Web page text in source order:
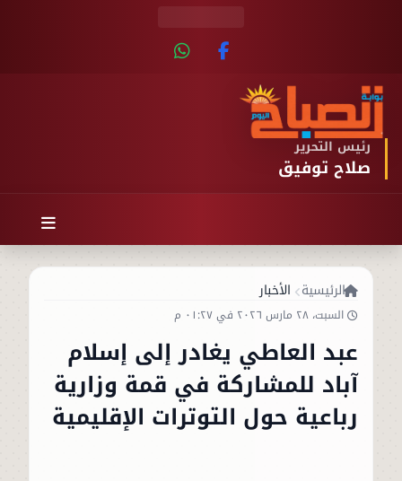
رئيس التحرير
صلاح توفيق
الرئيسية الأخبار
السبت، ٢٨ مارس ٢٠٢٦ في ٠١:٢٧ م
عبد العاطي يغادر إلى إسلام
آباد للمشاركة في قمة وزارية
رباعية حول التوترات الإقليمية